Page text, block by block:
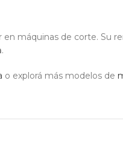
en máquinas de corte. Su
.
o explorá más modelos de